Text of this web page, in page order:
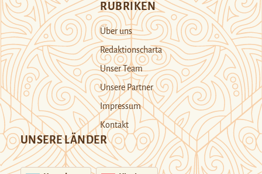
RUBRIKEN
Über uns
Redaktionscharta
Unser Team
Unsere Partner
Impressum
Kontakt
UNSERE LÄNDER